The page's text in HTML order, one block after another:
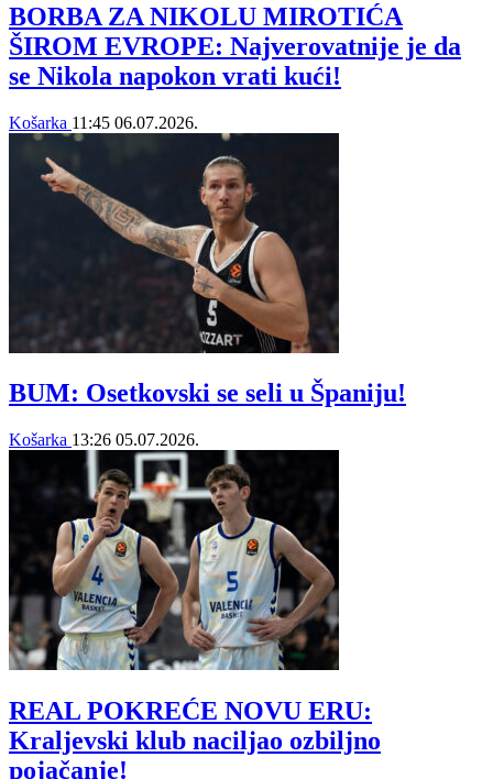
BORBA ZA NIKOLU MIROTIĆA
ŠIROM EVROPE: Najverovatnije je da
se Nikola napokon vrati kući!
Košarka 11:45 06.07.2026.
BUM: Osetkovski se seli u Španiju!
Košarka 13:26 05.07.2026.
REAL POKREĆE NOVU ERU:
Kraljevski klub naciljao ozbiljno
pojačanje!